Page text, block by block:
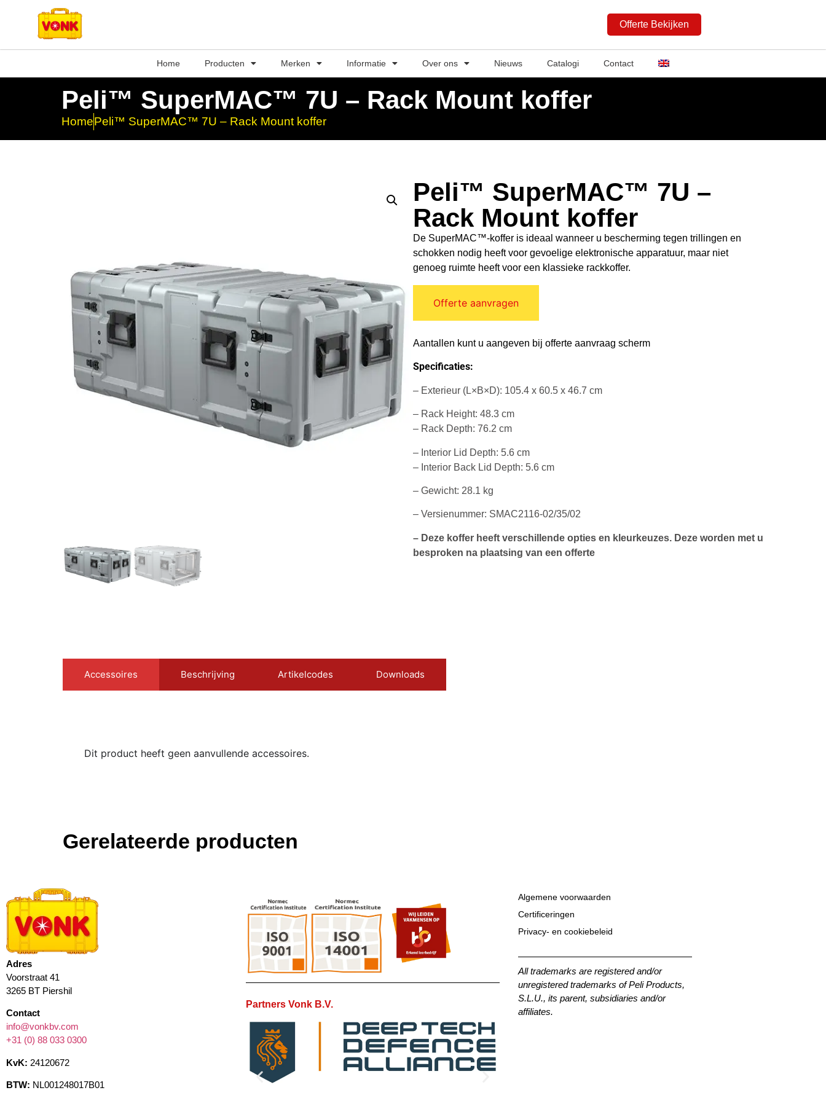
Offerte Bekijken
Home Producten Merken Informatie Over ons Nieuws Catalogi Contact
Peli™ SuperMAC™ 7U – Rack Mount koffer
HomePeli™ SuperMAC™ 7U – Rack Mount koffer
Peli™ SuperMAC™ 7U –
Rack Mount koffer
De SuperMAC™-koffer is ideaal wanneer u bescherming tegen trillingen en
schokken nodig heeft voor gevoelige elektronische apparatuur, maar niet
genoeg ruimte heeft voor een klassieke rackkoffer.
Offerte aanvragen
Aantallen kunt u aangeven bij offerte aanvraag scherm
Specificaties:
– Exterieur (L×B×D): 105.4 x 60.5 x 46.7 cm
– Rack Height: 48.3 cm
– Rack Depth: 76.2 cm
– Interior Lid Depth: 5.6 cm
– Interior Back Lid Depth: 5.6 cm
– Gewicht: 28.1 kg
– Versienummer: SMAC2116-02/35/02
– Deze koffer heeft verschillende opties en kleurkeuzes. Deze worden met u
besproken na plaatsing van een offerte
Accessoires Beschrijving Artikelcodes Downloads
Dit product heeft geen aanvullende accessoires.
Gerelateerde producten
Adres
Voorstraat 41
3265 BT Piershil
Contact
info@vonkbv.com
+31 (0) 88 033 0300
KvK: 24120672
BTW: NL001248017B01
Partners Vonk B.V.
Algemene voorwaarden
Certificeringen
Privacy- en cookiebeleid
All trademarks are registered and/or
unregistered trademarks of Peli Products,
S.L.U., its parent, subsidiaries and/or
affiliates.